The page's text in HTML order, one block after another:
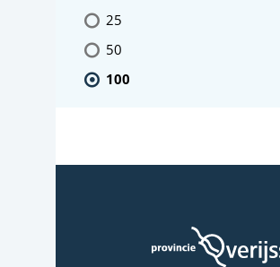
25
50
100